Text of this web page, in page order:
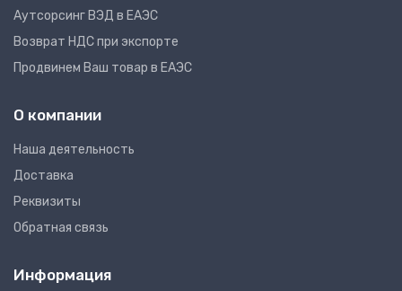
Аутсорсинг ВЭД в ЕАЭС
Возврат НДС при экспорте
Продвинем Ваш товар в ЕАЭС
О компании
Наша деятельность
Доставка
Реквизиты
Обратная связь
Информация